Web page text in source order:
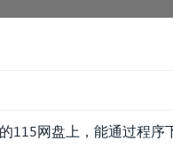
115网盘上，能通过程序